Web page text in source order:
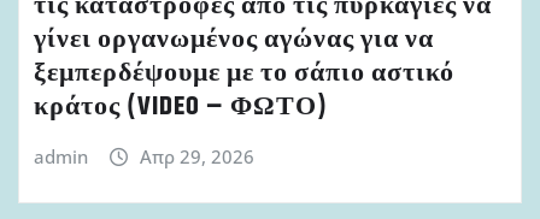
γίνει οργανωμένος αγώνας για να
ξεμπερδέψουμε με το σάπιο αστικό
κράτος (VIDEO – ΦΩΤΟ)
admin Απρ 29, 2026